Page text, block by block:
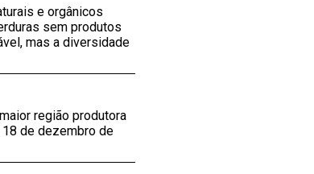
e orgânicos
sem produtos
mas a diversidade
região produtora
18 de dezembro de